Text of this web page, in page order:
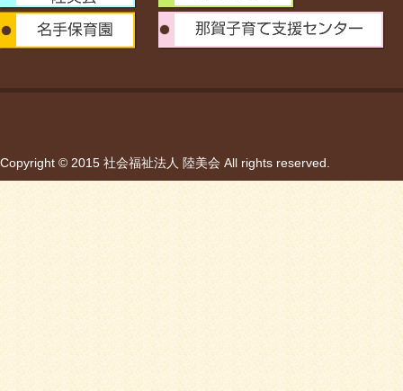
Copyright © 2015 社会福祉法人 陸美会 All rights reserved.